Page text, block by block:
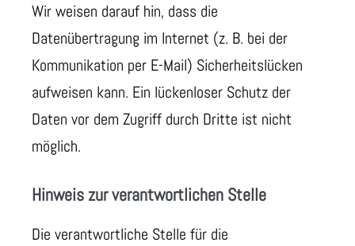
Wir weisen darauf hin, dass die
Datenübertragung im Internet (z. B. bei der
Kommunikation per E-Mail) Sicherheitslücken
aufweisen kann. Ein lückenloser Schutz der
Daten vor dem Zugriff durch Dritte ist nicht
möglich.
Hinweis zur verantwortlichen Stelle
Die verantwortliche Stelle für die